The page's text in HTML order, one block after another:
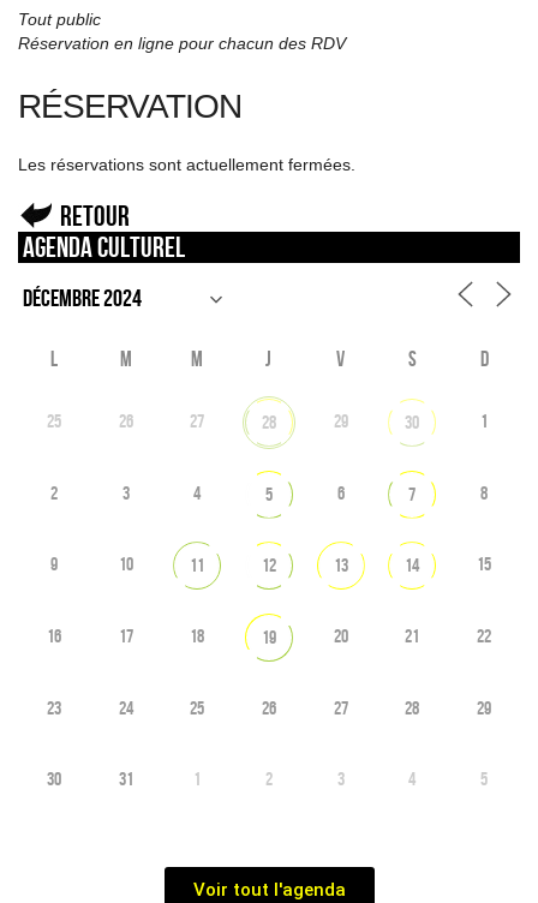
Tout public
Réservation en ligne pour chacun des RDV
RÉSERVATION
Les réservations sont actuellement fermées.
Retour
Agenda culturel
L M M J V S D
25 26 27 28 29 30 1
2 3 4 5 6 7 8
9 10 11 12 13 14 15
16 17 18 19 20 21 22
23 24 25 26 27 28 29
30 31 1 2 3 4 5
Voir tout l'agenda